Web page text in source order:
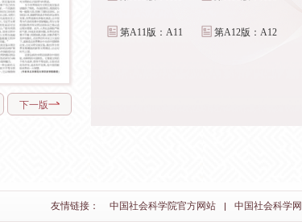
下一版
第A11版：A11 第A12版：A12
友情链接： 中国社会科学院官方网站 中国社会科学网